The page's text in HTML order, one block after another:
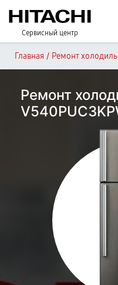
Сервисный центр
Главная / Ремонт
Ремонт